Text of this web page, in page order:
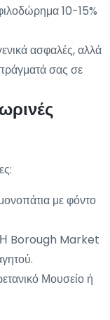
10-15%
ασφαλές, αλλά
σας σε
με φόντο
Η Borough Market
Μουσείο ή